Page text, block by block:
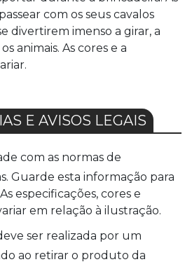
com os seus cavalos
divertirem imenso a girar, a
animais. As cores e a
E AVISOS LEGAIS
com as normas de
Guarde esta informação para
especificações, cores e
em relação à ilustração.
ser realizada por um
ao retirar o produto da